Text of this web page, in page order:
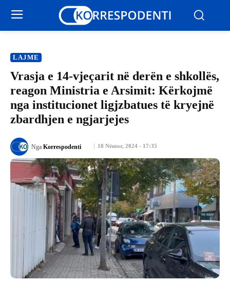
LAJME
Vrasja e 14-vjeçarit në derën e shkollës,
reagon Ministria e Arsimit: Kërkojmë
nga institucionet ligjzbatues të kryejnë
zbardhjen e ngjarjejes
18 Nëntor, 2024 - 17:35
Nga Korrespodenti